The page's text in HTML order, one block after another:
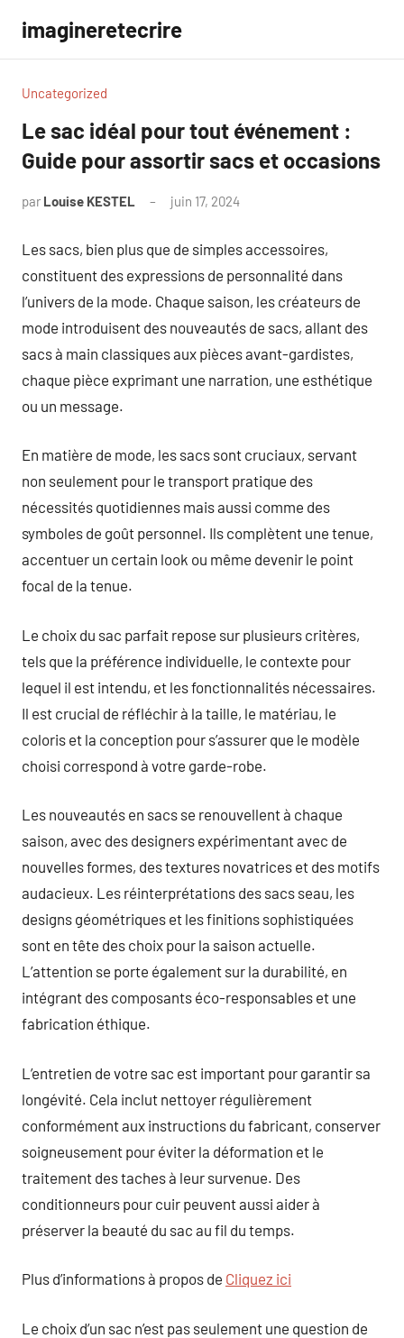
contenu
imagineretecrire
Uncategorized
Le sac idéal pour tout événement :
Guide pour assortir sacs et occasions
par Louise KESTEL juin 17, 2024
Les sacs, bien plus que de simples accessoires,
constituent des expressions de personnalité dans
l’univers de la mode. Chaque saison, les créateurs de
mode introduisent des nouveautés de sacs, allant des
sacs à main classiques aux pièces avant-gardistes,
chaque pièce exprimant une narration, une esthétique
ou un message.
En matière de mode, les sacs sont cruciaux, servant
non seulement pour le transport pratique des
nécessités quotidiennes mais aussi comme des
symboles de goût personnel. Ils complètent une tenue,
accentuer un certain look ou même devenir le point
focal de la tenue.
Le choix du sac parfait repose sur plusieurs critères,
tels que la préférence individuelle, le contexte pour
lequel il est intendu, et les fonctionnalités nécessaires.
Il est crucial de réfléchir à la taille, le matériau, le
coloris et la conception pour s’assurer que le modèle
choisi correspond à votre garde-robe.
Les nouveautés en sacs se renouvellent à chaque
saison, avec des designers expérimentant avec de
nouvelles formes, des textures novatrices et des motifs
audacieux. Les réinterprétations des sacs seau, les
designs géométriques et les finitions sophistiquées
sont en tête des choix pour la saison actuelle.
L’attention se porte également sur la durabilité, en
intégrant des composants éco-responsables et une
fabrication éthique.
L’entretien de votre sac est important pour garantir sa
longévité. Cela inclut nettoyer régulièrement
conformément aux instructions du fabricant, conserver
soigneusement pour éviter la déformation et le
traitement des taches à leur survenue. Des
conditionneurs pour cuir peuvent aussi aider à
préserver la beauté du sac au fil du temps.
Plus d’informations à propos de Cliquez ici
Le choix d’un sac n’est pas seulement une question de